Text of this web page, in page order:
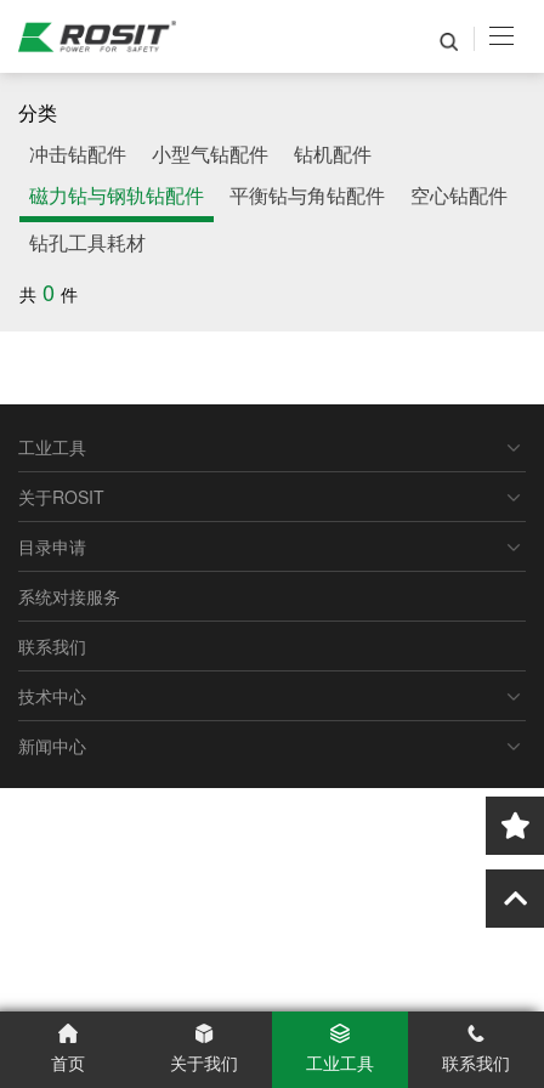
分类
冲击钻配件
小型气钻配件
钻机配件
磁力钻与钢轨钻配件
平衡钻与角钻配件
空心钻配件
钻孔工具耗材
共 0 件
工业工具
关于ROSIT
目录申请
系统对接服务
联系我们
技术中心
新闻中心
首页 关于我们 工业工具 联系我们